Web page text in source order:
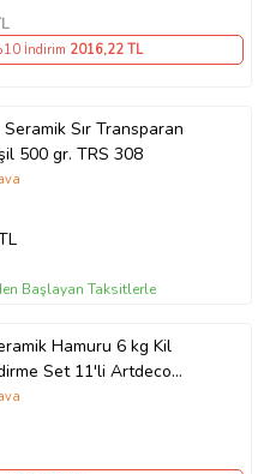
İndirim 2016,22 TL
Sır Transparan
500 gr. TRS 308
Başlayan Taksitlerle
Hamuru 6 kg Kil
Set 11'li Artdeco
6x75 Ml Pastel Renkler